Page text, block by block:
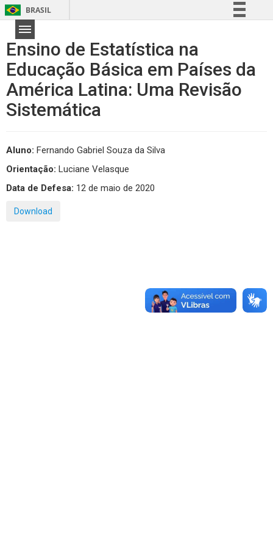
BRASIL
Comunica BR
Participe
Acesso à informação
Ensino de Estatística na
Educação Básica em Países da
América Latina: Uma Revisão
Sistemática
Aluno: Fernando Gabriel Souza da Silva
Orientação: Luciane Velasque
Data de Defesa: 12 de maio de 2020
Download